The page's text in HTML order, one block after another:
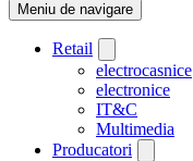
Meniu de navigare
Retail
electrocasnice
electronice
IT&C
Multimedia
Producatori